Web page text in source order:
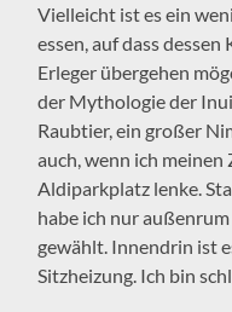
Vielleicht ist es ein
essen, auf dass
Erleger übergehen
der Mythologie der
Raubtier, ein großer
auch, wenn ich
Aldiparkplatz lenke.
habe ich nur
gewählt. Innendrin ist
Sitzheizung. Ich bin